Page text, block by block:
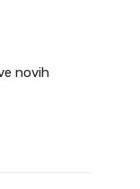
novih